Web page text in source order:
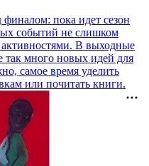
пока идет сезон
событий не слишком
В выходные
так много новых идей для
самое время уделить
или почитать книги.